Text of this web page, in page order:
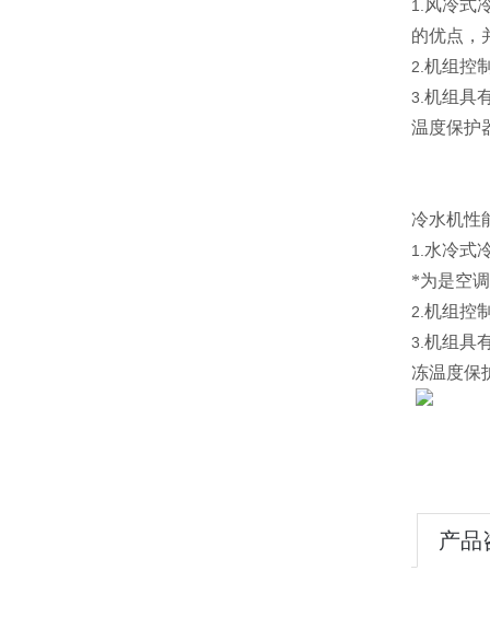
1. 风冷式
的优点，
2. 机组控
3. 机组具
温度保护
冷水机性
1. 水冷式
*为是空
2. 机组控
3. 机组具
冻温度保
产品